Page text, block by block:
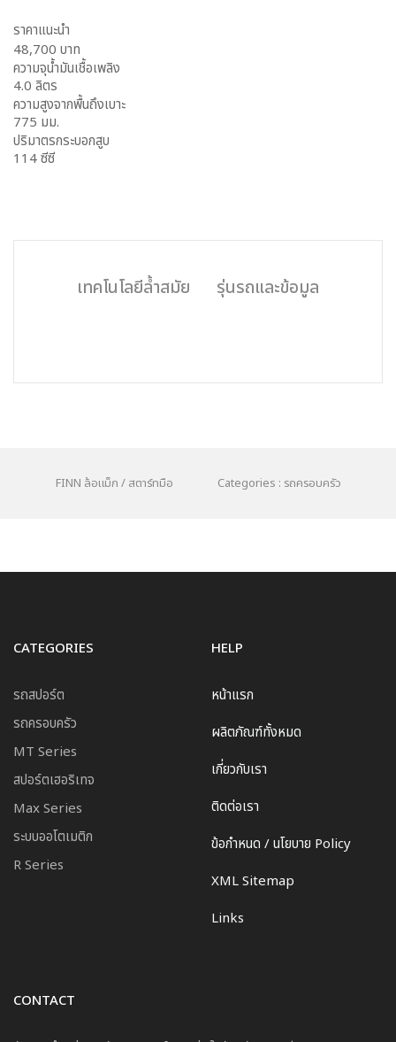
ราคาแนะนำ
48,700 บาท
ความจุน้ำมันเชื้อเพลิง
4.0 ลิตร
ความสูงจากพื้นถึงเบาะ
775 มม.
ปริมาตรกระบอกสูบ
114 ซีซี
เทคโนโลยีล้ำสมัย รุ่นรถและข้อมูล
FINN ล้อแม็ก / สตาร์ทมือ Categories : รถครอบครัว
CATEGORIES
รถสปอร์ต
รถครอบครัว
MT Series
สปอร์ตเฮอริเทจ
Max Series
ระบบออโตเมติก
R Series
HELP
หน้าแรก
ผลิตภัณฑ์ทั้งหมด
เกี่ยวกับเรา
ติดต่อเรา
ข้อกำหนด / นโยบาย Policy
XML Sitemap
Links
CONTACT